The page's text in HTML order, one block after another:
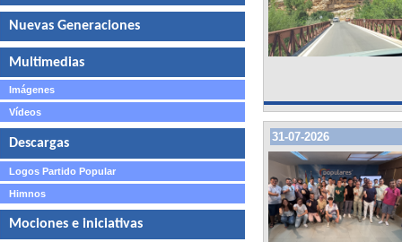
Nuevas Generaciones
Multimedias
Imágenes
Vídeos
Descargas
Logos Partido Popular
Himnos
Mociones e iniciativas
31-07-2026